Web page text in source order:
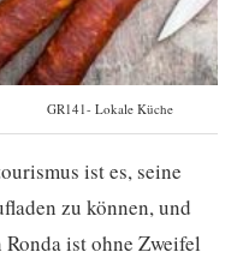
GR141- Lokale Küche
ist es, seine
zu können, und
ist ohne Zweifel